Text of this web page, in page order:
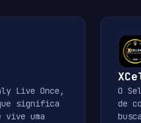
Live Once,
significa
uma
O
de